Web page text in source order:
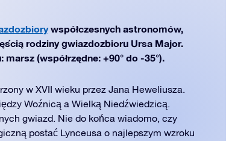
współczesnych astronomów,
rodziny gwiazdozbioru Ursa Major.
(współrzędne: +90° do -35°).
w XVII wieku przez Jana Heweliusza.
Woźnicą a Wielką Niedźwiedzicą.
gwiazd. Nie do końca wiadomo, czy
postać Lynceusa o najlepszym wzroku